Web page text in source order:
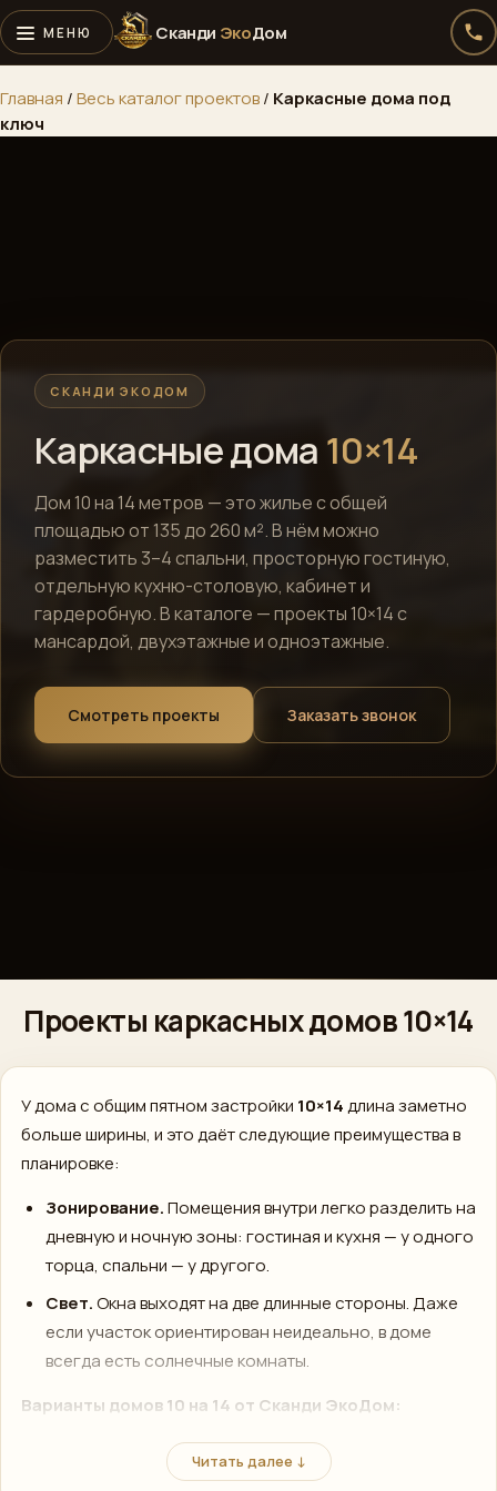
Сканди ЭкоДом
Главная /Весь каталог проектов/ Каркасные дома под
ключ
СКАНДИ ЭКОДОМ
Каркасные дома 10×14
Дом 10 на 14 метров — это жилье с общей
площадью от 135 до 260 м². В нём можно
разместить 3–4 спальни, просторную гостиную,
отдельную кухню-столовую, кабинет и
гардеробную. В каталоге — проекты 10×14 с
мансардой, двухэтажные и одноэтажные.
Смотреть проекты Заказать звонок
Проекты каркасных домов 10×14
У дома с общим пятном застройки 10×14длина заметно
больше ширины, и это даёт следующие преимущества в
планировке:
Зонирование.Помещения внутри легко разделить на
дневную и ночную зоны: гостиная и кухня — у одного
торца, спальни — у другого.
Свет.Окна выходят на две длинные стороны. Даже
если участок ориентирован неидеально, в доме
всегда есть солнечные комнаты.
Варианты домов 10 на 14 от Сканди ЭкоДом:
Одноэтажный— 120–140 м². Всё на одном уровне:
подходит семьям с детьми и пожилыми людьми.
Читать далее ↓
Алексей · СкандиЭкоДом
Онлайн · консультирует по проектам, ценам и ипотеке
Telegram
Быстрый ответ
WhatsApp
Напишите нам ›
ПН–ПТ 09:00–18:00 ›